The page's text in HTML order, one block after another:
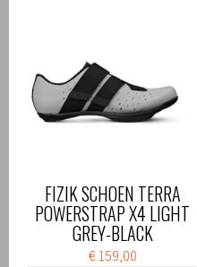
FIZIK SCHOEN TERRA
POWERSTRAP X4 LIGHT
GREY-BLACK
€ 159,00